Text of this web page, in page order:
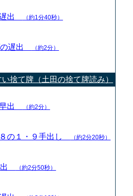
遅出 （約1分40秒）
の遅出 （約2分）
捨て牌（土田の捨て牌読み）
早出 （約2分）
の１・９手出し （約2分20秒）
出 （約2分50秒）